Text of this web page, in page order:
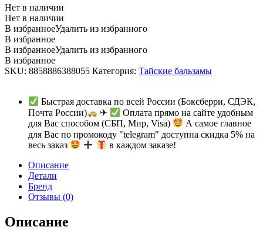
Нет в наличии
Нет в наличии
В избранноеУдалить из избранного
В избранное
В избранноеУдалить из избранного
В избранное
SKU: 8858886388055 Категория: Тайские бальзамы
Быстрая доставка по всей России (Боксберри, СДЭК,
Почта России)
✈
Оплата прямо на сайте удобным
для Вас способом (СБП, Мир, Visa)
А самое главное
для Вас по промокоду "telegram" доступна скидка 5% на
весь заказ
в каждом заказе!
Описание
Детали
Бренд
Отзывы (0)
Описание